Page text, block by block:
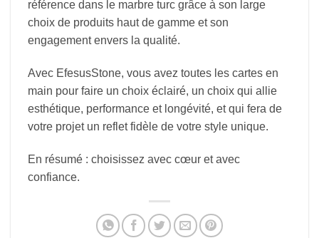
référence dans le marbre turc grâce à son large
choix de produits haut de gamme et son
engagement envers la qualité.
Avec EfesusStone, vous avez toutes les cartes en
main pour faire un choix éclairé, un choix qui allie
esthétique, performance et longévité, et qui fera de
votre projet un reflet fidèle de votre style unique.
En résumé : choisissez avec cœur et avec
confiance.